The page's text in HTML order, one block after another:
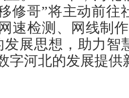
修哥”将主动前
速检测、网线制
发展思想，助力智
字河北的发展提供